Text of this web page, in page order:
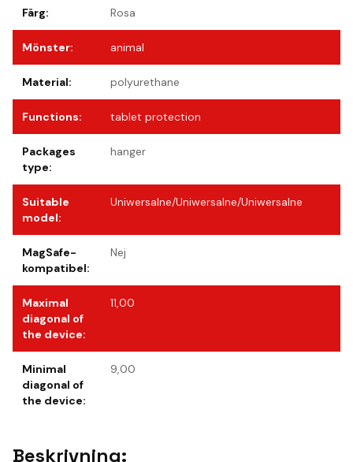
Färg: Rosa
Mönster: animal
Material: polyurethane
Functions: tablet protection
Packages
type:
hanger
Suitable
model:
Uniwersalne/Uniwersalne/Uniwersalne
MagSafe-
kompatibel:
Nej
Maximal
diagonal of
the device:
11,00
Minimal
diagonal of
the device:
9,00
Beskrivning: